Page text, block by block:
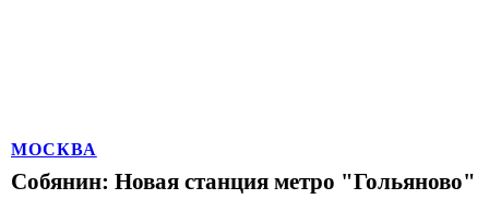
МОСКВА
Собянин: Новая станция метро "Гольяново"